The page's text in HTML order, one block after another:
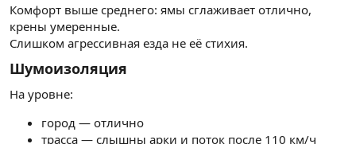
Комфорт выше среднего: ямы сглаживает отлично,
крены умеренные.
Слишком агрессивная езда не её стихия.
Шумоизоляция
На уровне:
город — отлично
трасса — слышны арки и поток после 110 км/ч